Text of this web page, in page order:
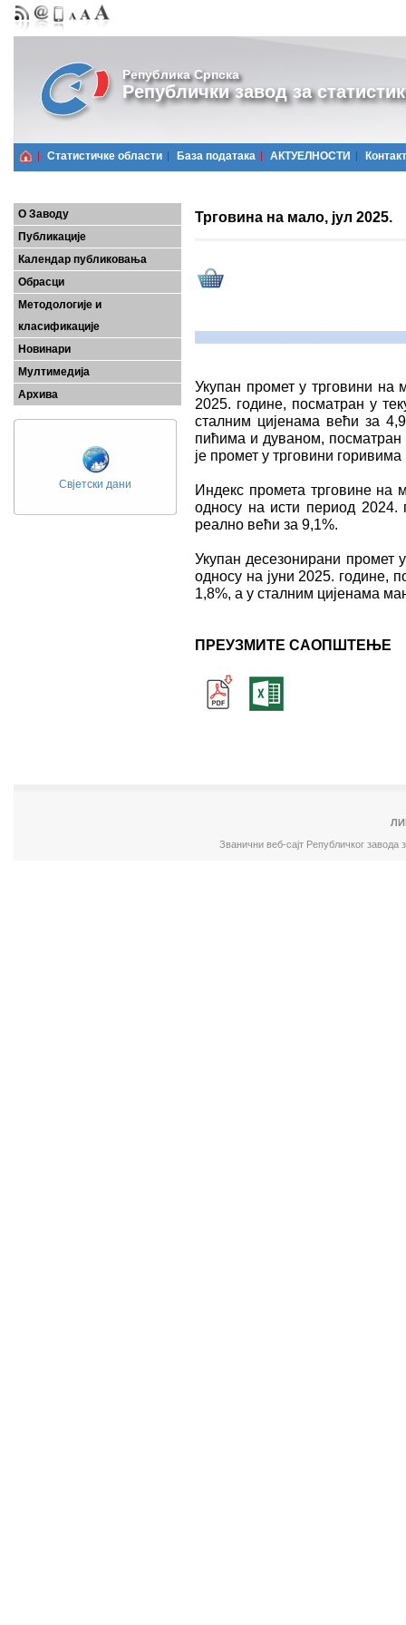
Република Српска
Републички завод за
Статистичке области Базa података АКТУЕЛНОСТИ Контакт
О Заводу
Публикације
Календар публиковања
Обрасци
Методологије и
класификације
Новинари
Мултимедија
Архива
Свјетски дани
Трговина на мало, јул 2025.
Укупан промет у трговини на
2025. године, посматран у
сталним цијенама већи за
пићима и дуваном, посматран
је промет у трговини
Индекс промета трговине на
односу на исти период 2024.
реално већи за 9,1%.
Укупан десезонирани промет
односу на јуни 2025. године,
1,8%, а у сталним цијенама
ПРЕУЗМИТЕ САОПШТЕЊЕ
Званични веб-сајт Републичког